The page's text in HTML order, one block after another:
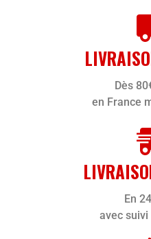
Dès
en France
En
avec